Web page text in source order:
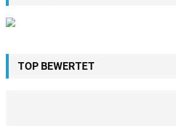
TOP BEWERTET